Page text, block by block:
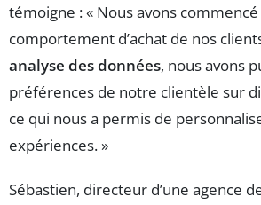
témoigne : « Nous avons
comportement d’achat de nos
analyse des données, nous avons
préférences de notre clientèle sur
ce qui nous a permis de
expériences. »
Sébastien, directeur d’une agence